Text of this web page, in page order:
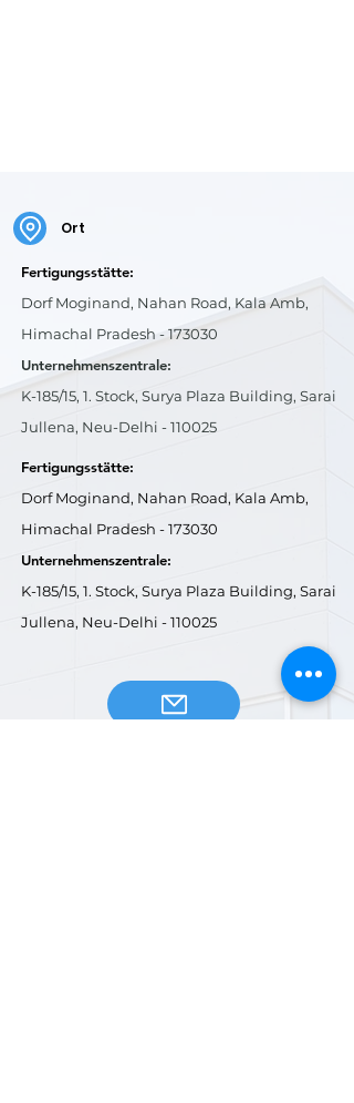
Ort
Fertigungsstätte:
Dorf Moginand, Nahan Road, Kala Amb,
Himachal Pradesh - 173030
Unternehmenszentrale:
K-185/15, 1. Stock, Surya Plaza Building, Sarai
Jullena, Neu-Delhi - 110025
Fertigungsstätte:
Dorf Moginand, Nahan Road, Kala Amb,
Himachal Pradesh - 173030
Unternehmenszentrale:
K-185/15, 1. Stock, Surya Plaza Building, Sarai
Jullena, Neu-Delhi - 110025